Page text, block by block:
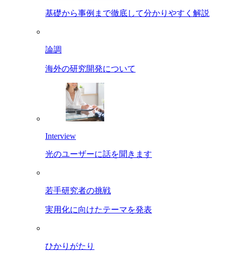
基礎から事例まで徹底して分かりやすく解説
論調
海外の研究開発について
Interview
光のユーザーに話を聞きます
若手研究者の挑戦
実用化に向けたテーマを発表
ひかりがたり